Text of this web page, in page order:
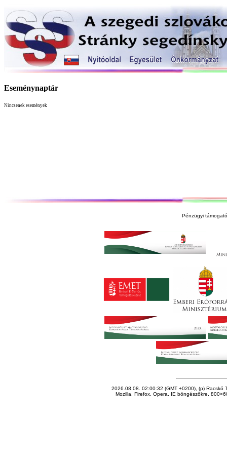
Eseménynaptár
Nincsenek események
Pénzügyi
2026.08.08. 02:00:32 (GMT +0200), (p) Racskó
Mozilla, Firefox, Opera, IE böngészőkre,